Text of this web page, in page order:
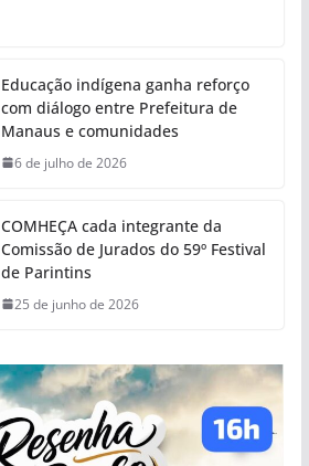
Educação indígena ganha reforço
com diálogo entre Prefeitura de
Manaus e comunidades
6 de julho de 2026
COMHEÇA cada integrante da
Comissão de Jurados do 59º Festival
de Parintins
25 de junho de 2026